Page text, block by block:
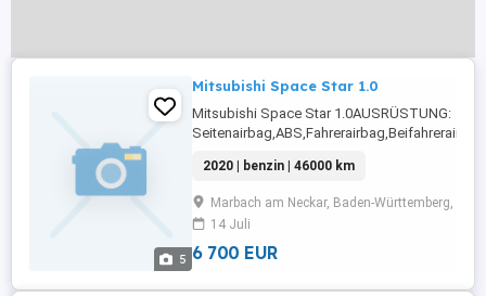
5
Mitsubishi Space Star 1.0
Mitsubishi Space Star 1.0AUSRÜSTUNG:
Fensterheber,Airbag
Scheiben,Elektrische
...
2020 | benzin | 46000 km
Marbach am Neckar, Baden-Württemberg,
14 Juli
6 700 EUR